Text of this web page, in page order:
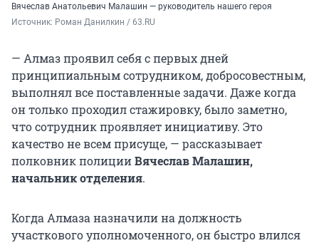
Вячеслав Анатольевич Малашин — руководитель нашего героя
Источник: Роман Данилкин / 63.RU
— Алмаз проявил себя с первых дней
принципиальным сотрудником, добросовестным,
выполнял все поставленные задачи. Даже когда
он только проходил стажировку, было заметно,
что сотрудник проявляет инициативу. Это
качество не всем присуще, — рассказывает
полковник полицииВячеслав Малашин,
начальник отделения.
Когда Алмаза назначили на должность
участкового уполномоченного, он быстро влился